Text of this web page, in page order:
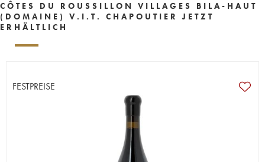
CÔTES DU ROUSSILLON VILLAGES BILA-HAUT
(DOMAINE) V.I.T. CHAPOUTIER JETZT
ERHÄLTLICH
FESTPREISE